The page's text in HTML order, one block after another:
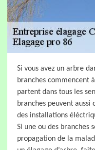
Si vous avez un arbre
branches commencent
partent dans tous les
branches peuvent aussi
des installations
Si une ou des branches
propagation de la